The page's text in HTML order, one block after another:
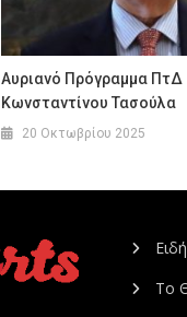
Αυριανό Πρόγραμμα ΠτΔ
Κωνσταντίνου Τασούλα
20 Οκτωβρίου 2025
Το